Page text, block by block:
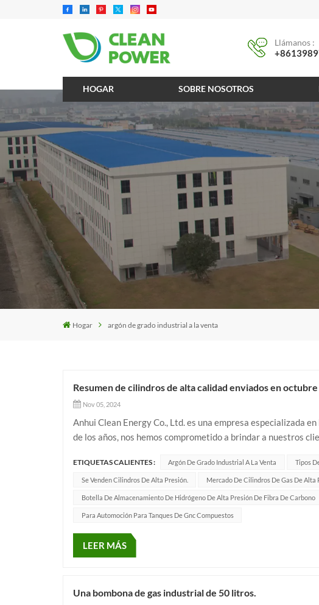
Llámanos :
HOGAR SOBRE NOSOTROS
Hogar argón de grado industrial a la venta
Resumen de cilindros de alta calidad enviados en octubre
Nov 05, 2024
Anhui Clean Energy Co., Ltd. es una empresa especializada
de los años, nos hemos comprometido a brindar a nuestros
ETIQUETAS CALIENTES : Argón De Grado Industrial A La Venta Tipos
Se Venden Cilindros De Alta Presión. Mercado De Cilindros De Gas De Alta
Botella De Almacenamiento De Hidrógeno De Alta Presión De Fibra De Carbono
Para Automoción Para Tanques De Gnc Compuestos
LEER MÁS
Una bombona de gas industrial de 50 litros.